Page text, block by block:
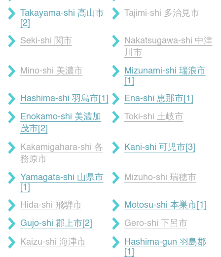
Takayama-shi 高山市
[2]
Tajimi-shi 多治見市
Seki-shi 関市
Nakatsugawa-shi 中津
川市
Mino-shi 美濃市
Mizunami-shi 瑞浪市
[1]
Hashima-shi 羽島市[1]
Ena-shi 恵那市[1]
Enokamo-shi 美濃加
茂市[2]
Toki-shi 土岐市
Kakamigahara-shi 各
務原市
Kani-shi 可児市[3]
Yamagata-shi 山県市
[1]
Mizuho-shi 瑞穂市
Hida-shi 飛騨市 Motosu-shi 本巣市[1]
Gujo-shi 郡上市[2] Gero-shi 下呂市
Kaizu-shi 海津市
Hashima-gun 羽島郡
[1]